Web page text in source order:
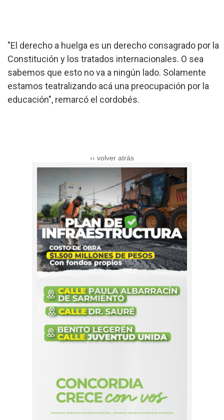
"El derecho a huelga es un derecho consagrado por la
Constitución y los tratados internacionales. O sea
sabemos que esto no va a ningún lado. Solamente
estamos teatralizando acá una preocupación por la
educación", remarcó el cordobés.
‹‹ volver atrás